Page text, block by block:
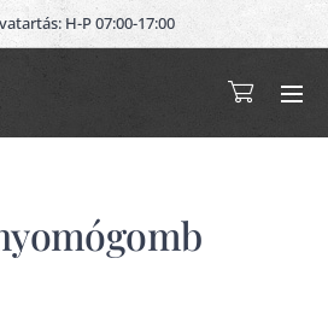
H-P 07:00-17:00